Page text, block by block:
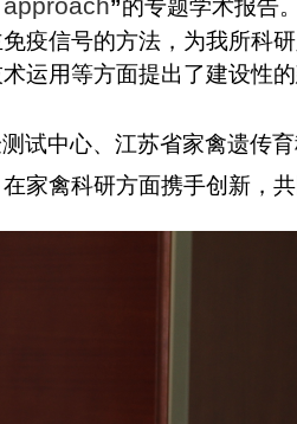
”的专题学术报告
疫信号的方法，为我所科
运用等方面提出了建设性
试中心、江苏省家禽遗传
家禽科研方面携手创新，共